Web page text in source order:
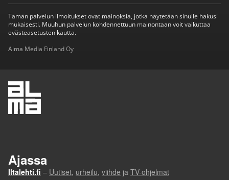
Tämän palvelun ilmoitukset ovat mainoksia, jotka näytetään sinulle hakusi
mukaisesti. Muuhun palvelun kohdennettuun mainontaan voit vaikuttaa
evästeasetusten kautta.
Alma Media Finland Oy